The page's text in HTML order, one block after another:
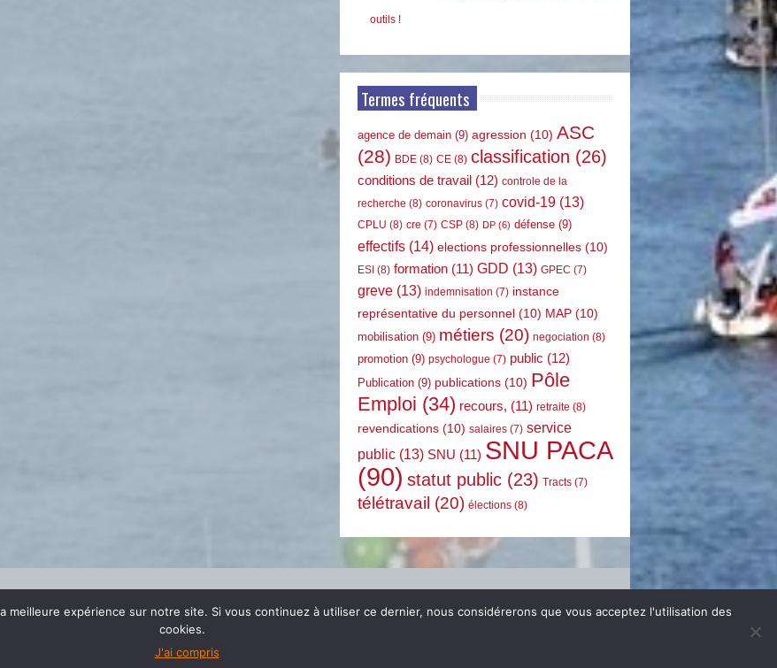
outils !
Termes fréquents
agence de demain (9) agression (10) ASC
(28) BDE (8) CE (8) classification (26)
conditions de travail (12) controle de la
recherche (8) coronavirus (7) covid-19 (13)
CPLU (8) cre (7) CSP (8) DP (6) défense (9)
effectifs (14) elections professionnelles (10)
ESI (8) formation (11) GDD (13) GPEC (7)
greve (13) indemnisation (7) instance
représentative du personnel (10) MAP (10)
mobilisation (9) métiers (20) negociation (8)
promotion (9) psychologue (7) public (12)
Publication (9) publications (10) Pôle
Emploi (34) recours, (11) retraite (8)
revendications (10) salaires (7) service
public (13) SNU (11) SNU PACA
(90) statut public (23) Tracts (7)
télétravail (20) élections (8)
© 2024 FSU EMPLOI PACA |mentions légales
expérience sur notre site. Si vous continuez à utiliser ce dernier, nous considérerons que vous acceptez l'utilisation des
cookies.
J'ai compris